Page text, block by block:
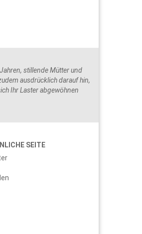
stillende Mütter und
ausdrücklich darauf hin,
Ihr Laster abgewöhnen
SEITE